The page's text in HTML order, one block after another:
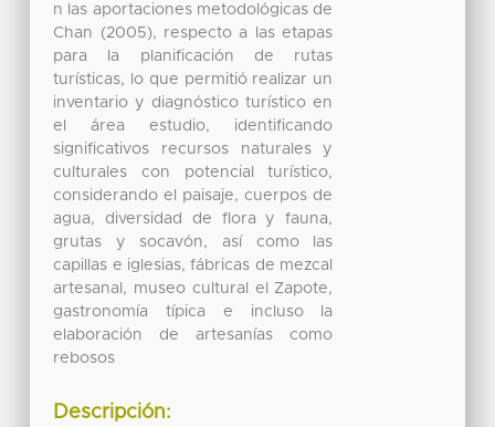
n las aportaciones metodológicas de
Chan (2005), respecto a las etapas
para la planificación de rutas
turísticas, lo que permitió realizar un
inventario y diagnóstico turístico en
el área estudio, identificando
significativos recursos naturales y
culturales con potencial turístico,
considerando el paisaje, cuerpos de
agua, diversidad de flora y fauna,
grutas y socavón, así como las
capillas e iglesias, fábricas de mezcal
artesanal, museo cultural el Zapote,
gastronomía típica e incluso la
elaboración de artesanías como
rebosos
Descripción: